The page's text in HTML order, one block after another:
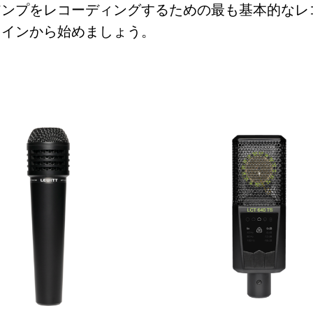
プをレコーディングするための最も基本的な
ンから始めましょう。